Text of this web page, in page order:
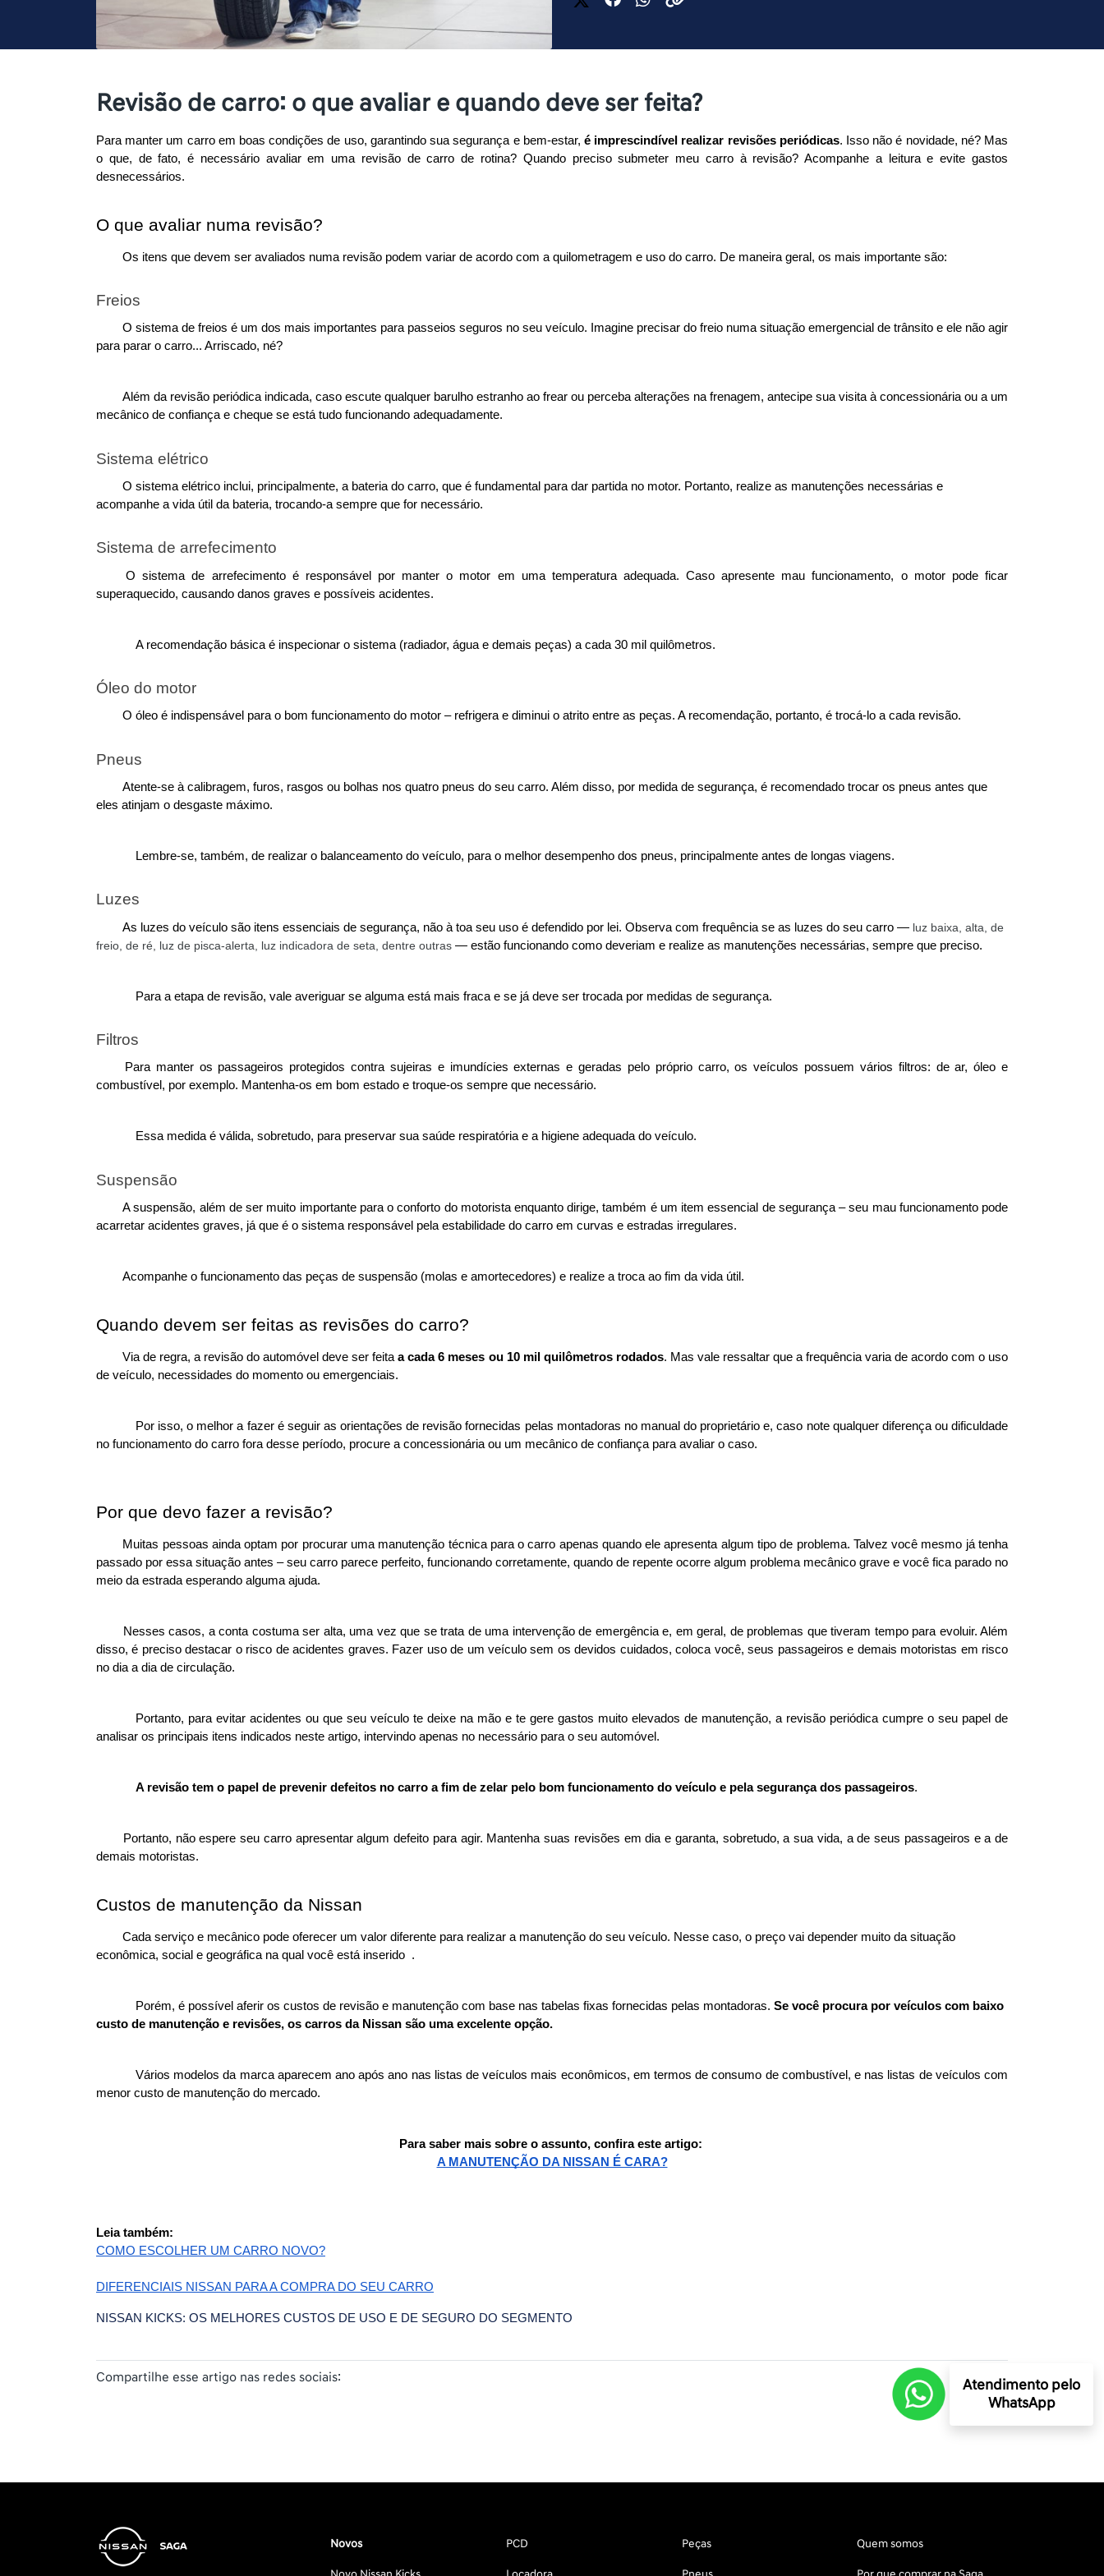
Revisão de carro: o que avaliar e quando deve ser feita?
Para manter um carro em boas condições de uso, garantindo sua segurança e bem-estar, é imprescindível realizar revisões periódicas. Isso não é novidade, né? Mas
o que, de fato, é necessário avaliar em uma revisão de carro de rotina? Quando preciso submeter meu carro à revisão? Acompanhe a leitura e evite gastos
desnecessários.
O que avaliar numa revisão?
Os itens que devem ser avaliados numa revisão podem variar de acordo com a quilometragem e uso do carro. De maneira geral, os mais importante são:
Freios
O sistema de freios é um dos mais importantes para passeios seguros no seu veículo. Imagine precisar do freio numa situação emergencial de trânsito e ele não agir
para parar o carro... Arriscado, né?
Além da revisão periódica indicada, caso escute qualquer barulho estranho ao frear ou perceba alterações na frenagem, antecipe sua visita à concessionária ou a um
mecânico de confiança e cheque se está tudo funcionando adequadamente.
Sistema elétrico
O sistema elétrico inclui, principalmente, a bateria do carro, que é fundamental para dar partida no motor. Portanto, realize as manutenções necessárias e
acompanhe a vida útil da bateria, trocando-a sempre que for necessário.
Sistema de arrefecimento
O sistema de arrefecimento é responsável por manter o motor em uma temperatura adequada. Caso apresente mau funcionamento, o motor pode ficar
superaquecido, causando danos graves e possíveis acidentes.
A recomendação básica é inspecionar o sistema (radiador, água e demais peças) a cada 30 mil quilômetros.
Óleo do motor
O óleo é indispensável para o bom funcionamento do motor – refrigera e diminui o atrito entre as peças. A recomendação, portanto, é trocá-lo a cada revisão.
Pneus
Atente-se à calibragem, furos, rasgos ou bolhas nos quatro pneus do seu carro. Além disso, por medida de segurança, é recomendado trocar os pneus antes que
eles atinjam o desgaste máximo.
Lembre-se, também, de realizar o balanceamento do veículo, para o melhor desempenho dos pneus, principalmente antes de longas viagens.
Luzes
As luzes do veículo são itens essenciais de segurança, não à toa seu uso é defendido por lei. Observa com frequência se as luzes do seu carro — luz baixa, alta, de
freio, de ré, luz de pisca-alerta, luz indicadora de seta, dentre outras — estão funcionando como deveriam e realize as manutenções necessárias, sempre que preciso.
Para a etapa de revisão, vale averiguar se alguma está mais fraca e se já deve ser trocada por medidas de segurança.
Filtros
Para manter os passageiros protegidos contra sujeiras e imundícies externas e geradas pelo próprio carro, os veículos possuem vários filtros: de ar, óleo e
combustível, por exemplo. Mantenha-os em bom estado e troque-os sempre que necessário.
Essa medida é válida, sobretudo, para preservar sua saúde respiratória e a higiene adequada do veículo.
Suspensão
A suspensão, além de ser muito importante para o conforto do motorista enquanto dirige, também é um item essencial de segurança – seu mau funcionamento pode
acarretar acidentes graves, já que é o sistema responsável pela estabilidade do carro em curvas e estradas irregulares.
Acompanhe o funcionamento das peças de suspensão (molas e amortecedores) e realize a troca ao fim da vida útil.
Quando devem ser feitas as revisões do carro?
Via de regra, a revisão do automóvel deve ser feita a cada 6 meses ou 10 mil quilômetros rodados. Mas vale ressaltar que a frequência varia de acordo com o uso
de veículo, necessidades do momento ou emergenciais.
Por isso, o melhor a fazer é seguir as orientações de revisão fornecidas pelas montadoras no manual do proprietário e, caso note qualquer diferença ou dificuldade
no funcionamento do carro fora desse período, procure a concessionária ou um mecânico de confiança para avaliar o caso.
Por que devo fazer a revisão?
Muitas pessoas ainda optam por procurar uma manutenção técnica para o carro apenas quando ele apresenta algum tipo de problema. Talvez você mesmo já tenha
passado por essa situação antes – seu carro parece perfeito, funcionando corretamente, quando de repente ocorre algum problema mecânico grave e você fica parado no
meio da estrada esperando alguma ajuda.
Nesses casos, a conta costuma ser alta, uma vez que se trata de uma intervenção de emergência e, em geral, de problemas que tiveram tempo para evoluir. Além
disso, é preciso destacar o risco de acidentes graves. Fazer uso de um veículo sem os devidos cuidados, coloca você, seus passageiros e demais motoristas em risco
no dia a dia de circulação.
Portanto, para evitar acidentes ou que seu veículo te deixe na mão e te gere gastos muito elevados de manutenção, a revisão periódica cumpre o seu papel de
analisar os principais itens indicados neste artigo, intervindo apenas no necessário para o seu automóvel.
A revisão tem o papel de prevenir defeitos no carro a fim de zelar pelo bom funcionamento do veículo e pela segurança dos passageiros.
Portanto, não espere seu carro apresentar algum defeito para agir. Mantenha suas revisões em dia e garanta, sobretudo, a sua vida, a de seus passageiros e a de
demais motoristas.
Custos de manutenção da Nissan
Cada serviço e mecânico pode oferecer um valor diferente para realizar a manutenção do seu veículo. Nesse caso, o preço vai depender muito da situação
econômica, social e geográfica na qual você está inserido .
Porém, é possível aferir os custos de revisão e manutenção com base nas tabelas fixas fornecidas pelas montadoras. Se você procura por veículos com baixo
custo de manutenção e revisões, os carros da Nissan são uma excelente opção.
Vários modelos da marca aparecem ano após ano nas listas de veículos mais econômicos, em termos de consumo de combustível, e nas listas de veículos com
menor custo de manutenção do mercado.
Para saber mais sobre o assunto, confira este artigo:
A MANUTENÇÃO DA NISSAN É CARA?
Leia também:
COMO ESCOLHER UM CARRO NOVO?
DIFERENCIAIS NISSAN PARA A COMPRA DO SEU CARRO
NISSAN KICKS: OS MELHORES CUSTOS DE USO E DE SEGURO DO SEGMENTO
Compartilhe esse artigo nas redes sociais:
Novos PCD Peças Quem somos
Atendimento pelo
WhatsApp